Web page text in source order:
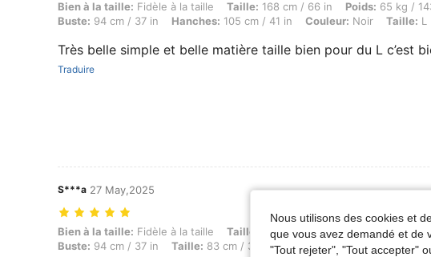
Bien à la taille: Fidèle à la taille, Taille: 168 cm / 66 in, Poids: 65 kg / 143 lbs, Taille:
Bien à la taille: Fidèle à la taille Taille: 168 cm / 66 in Poids: 65 kg /
Buste: 94 cm / 37 in Hanches: 105 cm / 41 in Couleur: Noir Taille: L
Très belle simple et belle matière taille bien pour du L c’est
Traduire
S***a 27 May,2025
Bien à la taille: Fidèle à la taille, Taille: 159 cm / 63 in, Poids: 69 kg / 152 lbs,
Bien à la taille: Fidèle à la taille Taille: 159 cm / 63 in Poids:69 kg /
Buste: 94 cm / 37 in Taille: 83 cm / 33 in Couleur:Noir Taille:XS
Nous utilisons des cookies et
que vous avez demandé et de
"Tout rejeter", "Tout accepter"